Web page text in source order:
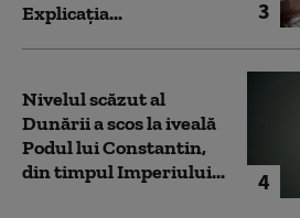
3
Explicația...
4
Nivelul scăzut al
Dunării a scos la iveală
Podul lui Constantin,
din timpul Imperiului...